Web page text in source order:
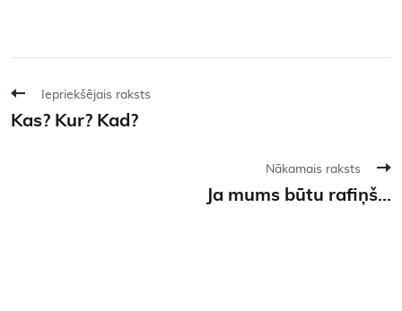
Iepriekšējais raksts
Kas? Kur? Kad?
Nākamais raksts
Ja mums būtu rafiņš...